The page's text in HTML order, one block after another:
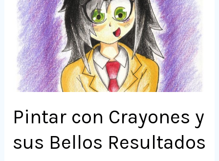
Pintar con Crayones y
sus Bellos Resultados
sus
Bellos
Resultados